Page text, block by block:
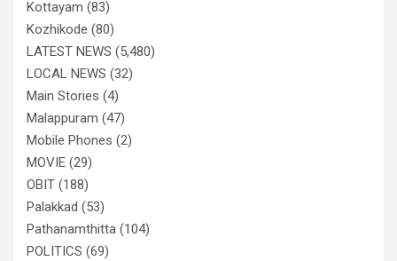
Kottayam (83)
Kozhikode (80)
LATEST NEWS (5,480)
LOCAL NEWS (32)
Main Stories (4)
Malappuram (47)
Mobile Phones (2)
MOVIE (29)
OBIT (188)
Palakkad (53)
Pathanamthitta (104)
POLITICS (69)